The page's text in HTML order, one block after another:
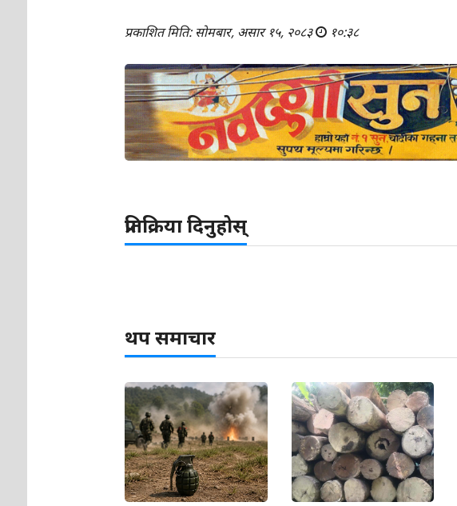
प्रकाशित मिति: सोमबार, असार १५, २०८३ १०:३८
प्रतिक्रिया दिनुहोस्
थप समाचार